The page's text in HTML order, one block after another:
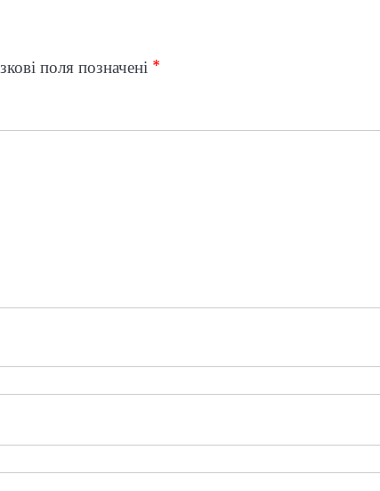
поля позначені *